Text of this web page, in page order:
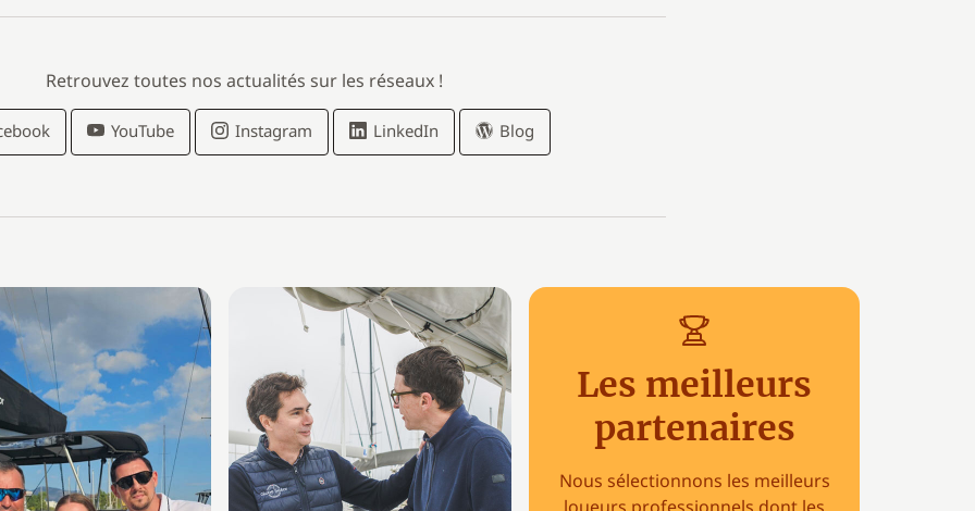
Retrouvez toutes nos actualités sur les réseaux !
YouTube Instagram LinkedIn Blog
Les meilleurs
partenaires
Nous sélectionnons les meilleurs